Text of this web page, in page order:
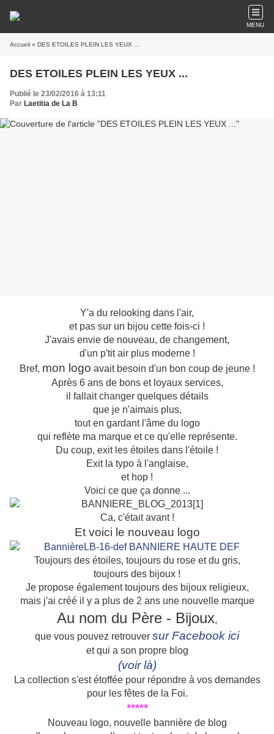
MENU
Accueil » DES ETOILES PLEIN LES YEUX ...
DES ETOILES PLEIN LES YEUX ...
Publié le 23/02/2016 à 13:11
Par Laetitia de La B
Y'a du relooking dans l'air,
et pas sur un bijou cette fois-ci !
J'avais envie de nouveau, de changement,
d'un p'tit air plus moderne !
Bref, mon logo avait besoin d'un bon coup de jeune !
Après 6 ans de bons et loyaux services,
il fallait changer quelques détails
que je n'aimais plus,
tout en gardant l'âme du logo
qui reflète ma marque et ce qu'elle représente.
Du coup, exit les étoiles dans l'étoile !
Exit la typo à l'anglaise,
et hop !
Voici ce que ça donne ...
Ca, c'était avant !
Et voici le nouveau logo
Toujours des étoiles, toujours du rose et du gris,
toujours des bijoux !
Je propose également toujours des bijoux religieux,
mais j'ai créé il y a plus de 2 ans une nouvelle marque
Au nom du Père - Bijoux,
que vous pouvez retrouver surFacebook ici
et qui a son propre blog
(voir là)
La collection s'est étoffée pour répondre à vos demandes
pour les fêtes de la Foi.
*****
Nouveau logo, nouvelle bannière de blog